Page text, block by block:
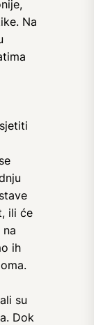
Na
ili će
ih
su
Dok